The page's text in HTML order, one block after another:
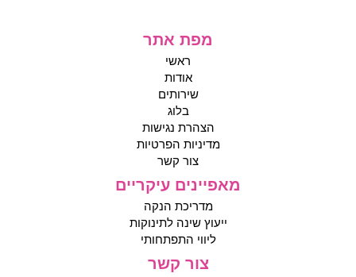
מפת אתר
ראשי
אודות
שירותים
בלוג
הצהרת נגישות
מדיניות הפרטיות
צור קשר
מאפיינים עיקריים
מדריכת הנקה
ייעוץ שינה לתינוקות
ליווי התפתחותי
צור קשר